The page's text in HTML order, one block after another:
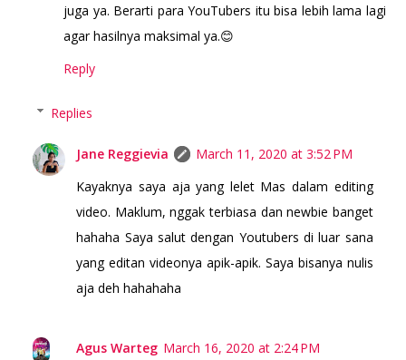
juga ya. Berarti para YouTubers itu bisa lebih lama lagi
agar hasilnya maksimal ya.😊
Reply
Replies
Jane Reggievia
March 11, 2020 at 3:52 PM
Kayaknya saya aja yang lelet Mas dalam editing
video. Maklum, nggak terbiasa dan newbie banget
hahaha Saya salut dengan Youtubers di luar sana
yang editan videonya apik-apik. Saya bisanya nulis
aja deh hahahaha
Agus Warteg March 16, 2020 at 2:24 PM